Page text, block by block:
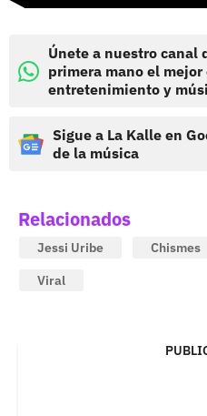
Únete a nuestro canal
primera mano el
entretenimiento y
Sigue a La Kalle en
de la música
Relacionados
Jessi Uribe Chismes
Viral